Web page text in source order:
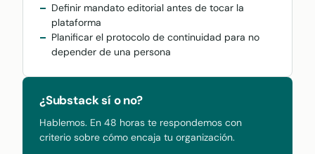
Definir mandato editorial antes de tocar la
plataforma
Planificar el protocolo de continuidad para no
depender de una persona
¿Substack sí o no?
Hablemos. En 48 horas te respondemos con
criterio sobre cómo encaja tu organización.